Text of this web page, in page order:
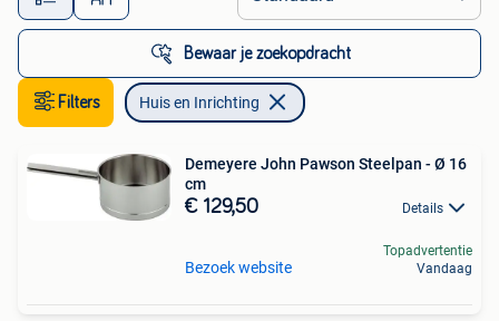
Bewaar je zoekopdracht
Filters Huis en Inrichting
Demeyere John Pawson Steelpan - Ø 16
cm
€ 129,50 Details
Bezoek website
Topadvertentie
Vandaag